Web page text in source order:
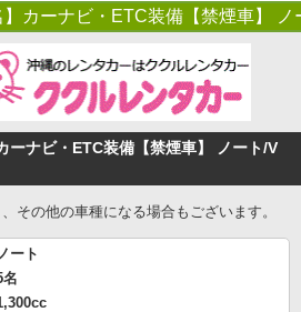
カーナビ・ETC装備【禁煙車】
ーナビ・ETC装備【禁煙車】 ノート/V
その他の車種になる場合もございます。
ノート
名